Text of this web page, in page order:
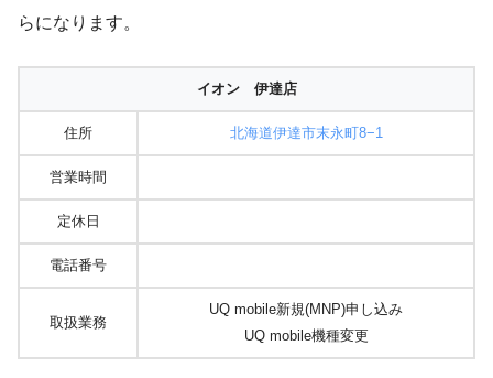
らになります。
イオン 伊達店
住所 北海道伊達市末永町8−1
営業時間
定休日
電話番号
取扱業務
UQ mobile新規(MNP)申し込み
UQ mobile機種変更